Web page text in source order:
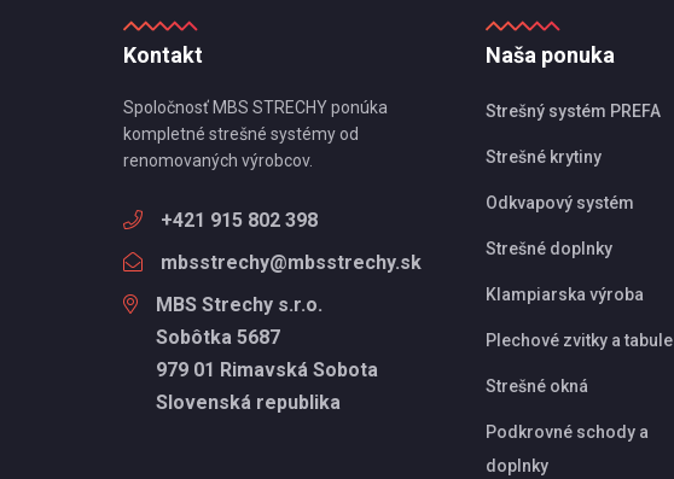
Kontakt
Spoločnosť MBS STRECHY ponúka
kompletné strešné systémy od
renomovaných výrobcov.
+421 915 802 398
mbsstrechy@mbsstrechy.sk
MBS Strechy s.r.o.
Sobôtka 5687
979 01 Rimavská Sobota
Slovenská republika
Naša ponuka
Strešný systém PREFA
Strešné krytiny
Odkvapový systém
Strešné doplnky
Klampiarska výroba
Plechové zvitky a tabule
Strešné okná
Podkrovné schody a
doplnky